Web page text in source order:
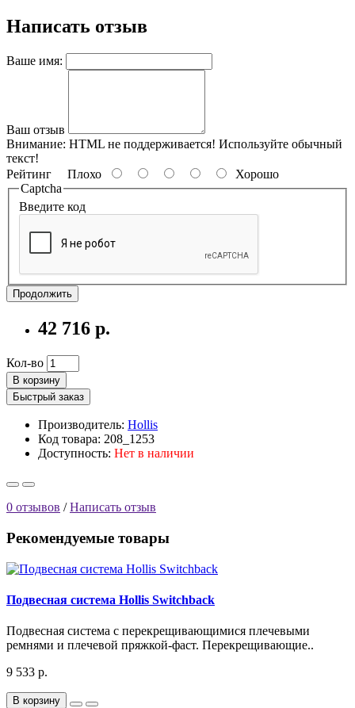
Написать отзыв
Ваше имя:
Ваш отзыв
Внимание: HTML не поддерживается! Используйте обычный
текст!
Рейтинг Плохо
Хорошо
Captcha
Введите код
Продолжить
42 716 р.
Кол-во
В корзину
Быстрый заказ
Производитель: Hollis
Код товара: 208_1253
Доступность: Нет в наличии
0 отзывов /Написать отзыв
Рекомендуемые товары
Подвесная система Hollis Switchback
Подвесная система с перекрещивающимися плечевыми
ремнями и плечевой пряжкой-фаст. Перекрещивающие..
9 533 р.
В корзину